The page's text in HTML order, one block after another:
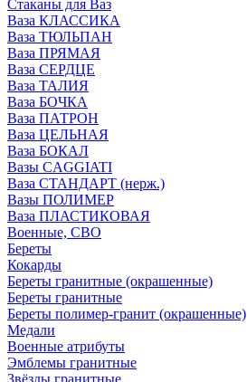
Стаканы для Ваз
Ваза КЛАССИКА
Ваза ТЮЛЬПАН
Ваза ПРЯМАЯ
Ваза СЕРДЦЕ
Ваза ТАЛИЯ
Ваза БОЧКА
Ваза ПАТРОН
Ваза ЦЕЛЬНАЯ
Ваза БОКАЛ
Вазы CAGGIATI
Ваза СТАНДАРТ (нерж.)
Вазы ПОЛИМЕР
Ваза ПЛАСТИКОВАЯ
Военные, СВО
Береты
Кокарды
Береты гранитные (окрашенные)
Береты гранитные
Береты полимер-гранит (окрашенные)
Медали
Военные атрибуты
Эмблемы гранитные
Звёзды гранитные